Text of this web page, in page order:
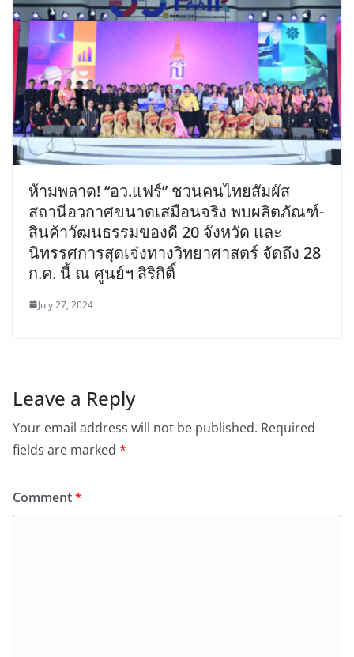
ห้ามพลาด! “อว.แฟร์” ชวนคนไทยสัมผัส
สถานีอวกาศขนาดเสมือนจริง พบผลิตภัณฑ์-
สินค้าวัฒนธรรมของดี 20 จังหวัด และ
นิทรรศการสุดเจ๋งทางวิทยาศาสตร์ จัดถึง 28
ก.ค. นี้ ณ ศูนย์ฯ สิริกิติ์
July 27, 2024
Leave a Reply
Your email address will not be published. Required
fields are marked *
Comment*